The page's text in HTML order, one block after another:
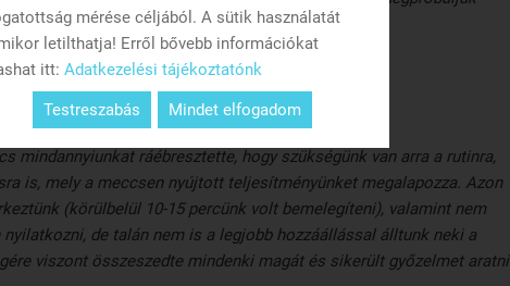
tőlünk.
mindannyiunkat ráébresztette, hogy szükségünk van arra a rutinra,
is, mely a meccsen nyújtott teljesítményünket megalapozza. Azon
(körülbelül 10-15 percünk volt bemelegíteni), valamint nem
nyilatkozni, de talán nem is a legjobb hozzáállással álltunk neki a
viszont összeszedte mindenki magát és sikerült győzelmet aratni
Mindet elfogadom
Testreszabás
mérése céljából. A sütik használatát
letilthatja! Erről bővebb információkat
itt: Adatkezelési tájékoztatónk